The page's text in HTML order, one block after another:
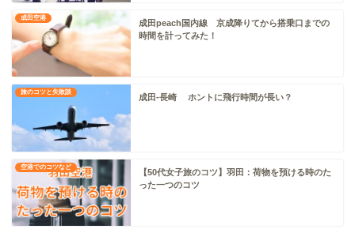
成田空港
成田peach国内線 京成降りてから搭乗口までの
時間を計ってみた！
旅のコツと失敗談
成田-長崎 ホントに飛行時間が長い？
空港でのコツなど
【50代女子旅のコツ】羽田：荷物を預ける時のた
った一つのコツ